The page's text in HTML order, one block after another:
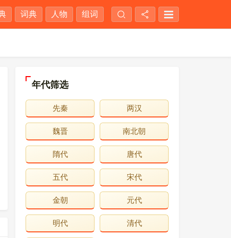
词典 人物 组词
年代筛选
先秦 两汉
魏晋 南北朝
隋代 唐代
五代 宋代
金朝 元代
明代 清代